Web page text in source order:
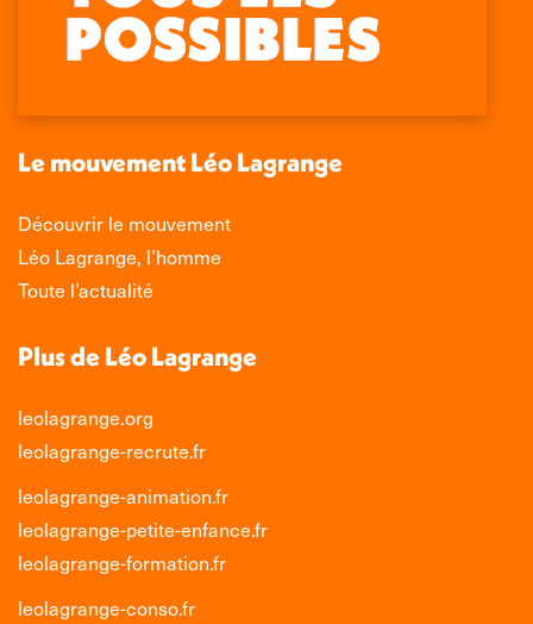
Facebook
s'ouvre
une
fenêtre
X
s'ouvre
une
fenêtre
LinkedIn
s'ouvre
une
fenêtre
Instagram
s'ouvre
une
nouvelle
fenêtre
Le mouvement Léo Lagrange
Découvrir le mouvement
Léo Lagrange, l’homme
Toute l’actualité
Plus de Léo Lagrange
leolagrange.org
leolagrange-recrute.fr
leolagrange-animation.fr
leolagrange-petite-enfance.fr
leolagrange-formation.fr
leolagrange-conso.fr